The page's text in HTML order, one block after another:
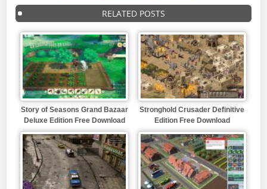
RELATED POSTS
Story of Seasons Grand Bazaar
Deluxe Edition Free Download
Stronghold Crusader Definitive
Edition Free Download